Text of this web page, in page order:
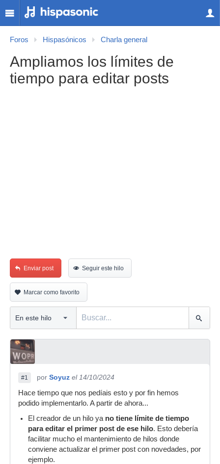
Foros Hispasónicos Charla general
Ampliamos los límites de
tiempo para editar posts
Enviar post Seguir este hilo
Marcar como favorito
#1 por Soyuz el 14/10/2024
Hace tiempo que nos pedíais esto y por fin hemos
podido implementarlo. A partir de ahora...
El creador de un hilo ya no tiene límite de tiempo
para editar el primer post de ese hilo. Esto debería
facilitar mucho el mantenimiento de hilos donde
conviene actualizar el primer post con novedades, por
ejemplo.